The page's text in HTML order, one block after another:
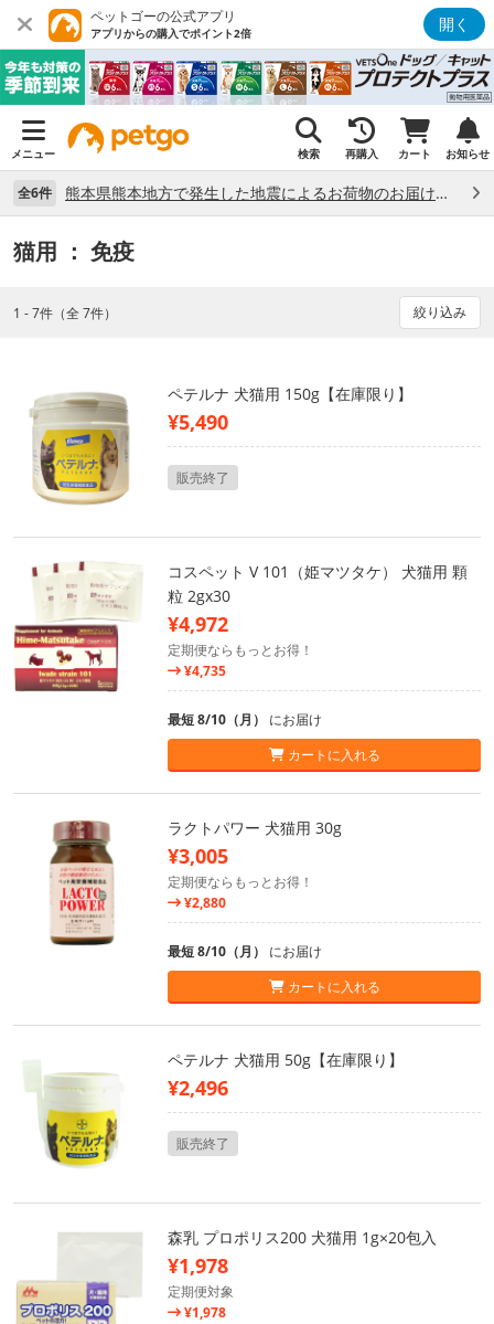
ペットゴーの公式アプリ
アプリからの購入でポイント2倍 開く
メニュー 検索 再購入 カート お知らせ
全6件 熊本県熊本地方で発生した地震によるお荷物のお届け状況について （7/28）
猫用 ： 免疫
1 - 7件（全 7件） 絞り込み
ペテルナ 犬猫用 150g【在庫限り】
¥5,490
販売終了
コスペット V 101（姫マツタケ） 犬猫用 顆
粒 2gx30
¥4,972
定期便ならもっとお得！
¥4,735
最短 8/10（月） にお届け
カートに入れる
ラクトパワー 犬猫用 30g
¥3,005
定期便ならもっとお得！
¥2,880
最短 8/10（月） にお届け
カートに入れる
ペテルナ 犬猫用 50g【在庫限り】
¥2,496
販売終了
森乳 プロポリス200 犬猫用 1g×20包入
¥1,978
定期便対象
¥1,978